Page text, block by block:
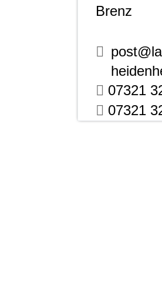
Brenz
07321
07321